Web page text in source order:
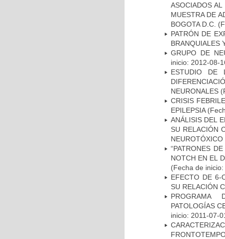
ASOCIADOS
MUESTRA DE
BOGOTA D.C.
PATRÓN DE
BRANQUIALES
GRUPO DE
inicio: 2012-08-
ESTUDIO DE
NEURONALES
CRISIS
EPILEPSIA
ANÁLISIS DEL
SU RELACIÓN
NEUROTÓXICO
“PATRONES
NOTCH EN EL
(Fecha de
EFECTO DE 6-
SU RELACIÓN
PROGRAMA
PATOLOGÍAS
inicio: 2011-07-